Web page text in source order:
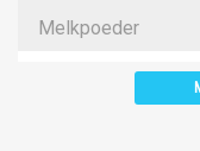
Melkpoeder